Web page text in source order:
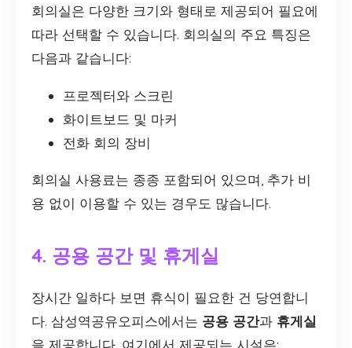
회의실은 다양한 크기와 형태로 제공되어 필요에
따라 선택할 수 있습니다. 회의실의 주요 특징은
다음과 같습니다:
프로젝터와 스크린
화이트보드 및 마커
전화 회의 장비
회의실 사용료는 종종 포함되어 있으며, 추가 비
용 없이 이용할 수 있는 경우도 많습니다.
4. 공용 공간 및 휴게실
장시간 일하다 보면 휴식이 필요한 건 당연합니
다. 삼성역공유오피스에서는 공용 공간과 휴게실
을 제공합니다. 여기에서 제공되는 시설은: